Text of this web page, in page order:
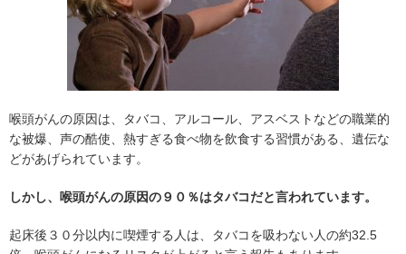
喉頭がんの原因は、タバコ、アルコール、アスベストなどの職業的
な被爆、声の酷使、熱すぎる食べ物を飲食する習慣がある、遺伝な
どがあげられています。
しかし、喉頭がんの原因の９０％はタバコだと言われています。
起床後３０分以内に喫煙する人は、タバコを吸わない人の約32.5